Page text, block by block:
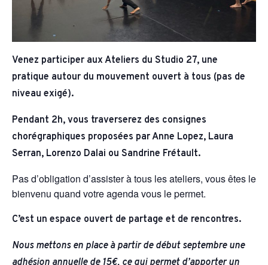
Venez participer aux Ateliers du Studio 27, une
pratique autour du mouvement ouvert à tous (pas de
niveau exigé).
Pendant 2h, vous traverserez des consignes
chorégraphiques proposées par Anne Lopez, Laura
Serran, Lorenzo Dalai ou Sandrine Frétault.
Pas d’obligation d’assister à tous les ateliers, vous êtes le
bienvenu quand votre agenda vous le permet.
C’est un espace ouvert de partage et de rencontres.
Nous mettons en place à partir de début septembre une
adhésion annuelle de 15€, ce qui permet d’apporter un